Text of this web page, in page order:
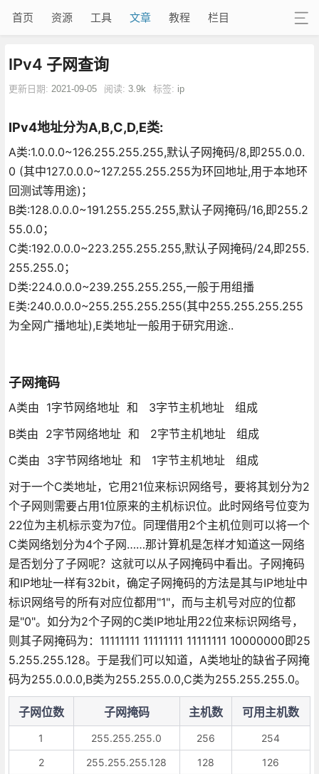
首页 资源 工具 文章 教程 栏目
IPv4 子网查询
更新日期: 2021-09-05 阅读: 3.9k 标签: ip
IPv4地址分为A,B,C,D,E类:
A类:1.0.0.0~126.255.255.255,默认子网掩码/8,即255.0.0.
0 (其中127.0.0.0~127.255.255.255为环回地址,用于本地环
回测试等用途)；
B类:128.0.0.0~191.255.255.255,默认子网掩码/16,即255.2
55.0.0；
C类:192.0.0.0~223.255.255.255,默认子网掩码/24,即255.
255.255.0；
D类:224.0.0.0~239.255.255.255,一般于用组播
E类:240.0.0.0~255.255.255.255(其中255.255.255.255
为全网广播地址),E类地址一般用于研究用途..
子网掩码
A类由 1字节网络地址 和 3字节主机地址 组成
B类由 2字节网络地址 和 2字节主机地址 组成
C类由 3字节网络地址 和 1字节主机地址 组成
对于一个C类地址，它用21位来标识网络号，要将其划分为2
个子网则需要占用1位原来的主机标识位。此时网络号位变为
22位为主机标示变为7位。同理借用2个主机位则可以将一个
C类网络划分为4个子网……那计算机是怎样才知道这一网络
是否划分了子网呢？这就可以从子网掩码中看出。子网掩码
和IP地址一样有32bit，确定子网掩码的方法是其与IP地址中
标识网络号的所有对应位都用"1"，而与主机号对应的位都
是"0"。如分为2个子网的C类IP地址用22位来标识网络号，
则其子网掩码为：11111111 11111111 11111111 10000000即25
5.255.255.128。于是我们可以知道，A类地址的缺省子网掩
码为255.0.0.0,B类为255.255.0.0,C类为255.255.255.0。
子网位数 子网掩码 主机数 可用主机数
1 255.255.255.0 256
254
2
255.255.255.128 128
126